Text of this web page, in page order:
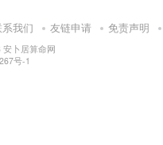
我们 友链申请 免责声明
安卜居算命网
号-1